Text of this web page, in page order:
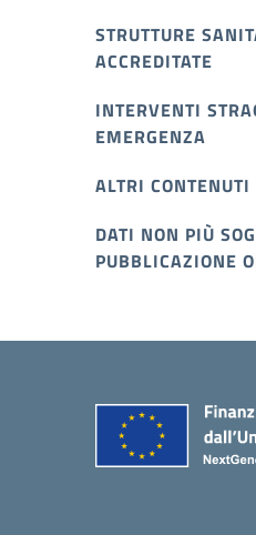
STRUTTURE
ACCREDITATE
INTERVENTI
EMERGENZA
ALTRI CONTENUTI
DATI NON PIÙ
PUBBLICAZIONE